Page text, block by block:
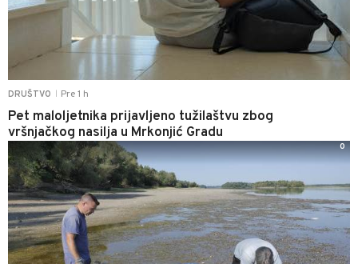
DRUŠTVO Pre 1 h
Pet maloljetnika prijavljeno tužilaštvu zbog
vršnjačkog nasilja u Mrkonjić Gradu
0